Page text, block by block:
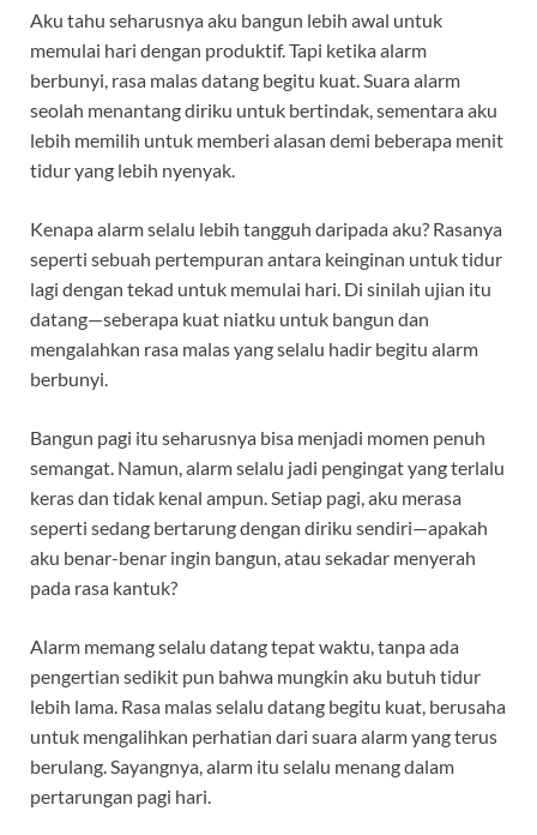
Aku tahu seharusnya aku bangun lebih awal untuk
memulai hari dengan produktif. Tapi ketika alarm
berbunyi, rasa malas datang begitu kuat. Suara alarm
seolah menantang diriku untuk bertindak, sementara aku
lebih memilih untuk memberi alasan demi beberapa menit
tidur yang lebih nyenyak.
Kenapa alarm selalu lebih tangguh daripada aku? Rasanya
seperti sebuah pertempuran antara keinginan untuk tidur
lagi dengan tekad untuk memulai hari. Di sinilah ujian itu
datang—seberapa kuat niatku untuk bangun dan
mengalahkan rasa malas yang selalu hadir begitu alarm
berbunyi.
Bangun pagi itu seharusnya bisa menjadi momen penuh
semangat. Namun, alarm selalu jadi pengingat yang terlalu
keras dan tidak kenal ampun. Setiap pagi, aku merasa
seperti sedang bertarung dengan diriku sendiri—apakah
aku benar-benar ingin bangun, atau sekadar menyerah
pada rasa kantuk?
Alarm memang selalu datang tepat waktu, tanpa ada
pengertian sedikit pun bahwa mungkin aku butuh tidur
lebih lama. Rasa malas selalu datang begitu kuat, berusaha
untuk mengalihkan perhatian dari suara alarm yang terus
berulang. Sayangnya, alarm itu selalu menang dalam
pertarungan pagi hari.